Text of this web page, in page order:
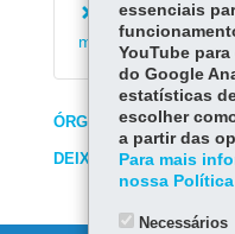
Consultar alerta
maçã
ÓRGÃO RESPONSÁVEL
DEIXE SUA OPINIÃO
essenciais
YouTube
do Google
estatísticas
escolher
a partir das
Para mais
nossa
Necessários